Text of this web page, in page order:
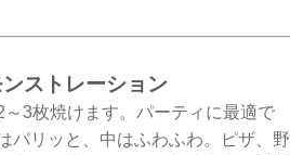
ストレーション
3枚焼けます。パーティに最適で
パリッと、中はふわふわ。ピザ、野